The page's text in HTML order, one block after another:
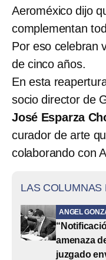
Aeroméxico dijo
complementan
Por eso celebran
de cinco años.
En esta
socio director de
José Esparza
curador de arte
colaborando con
LAS COLUMNAS
ANGEL
amenaza
juzgado